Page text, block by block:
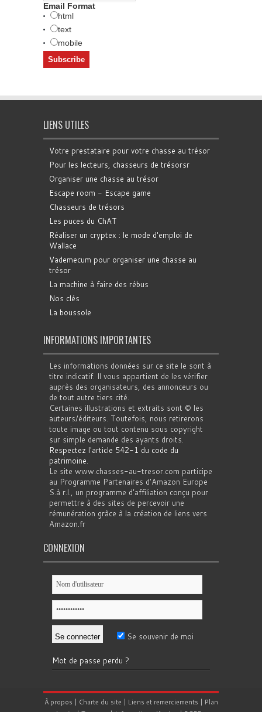
Email Format
html
text
mobile
LIENS UTILES
Votre prestataire pour votre chasse au trésor
Pour les lecteurs, chasseurs de trésorsr
Organiser une chasse au trésor
Escape room - Escape game
Chasseurs de trésors
Les puces du ChAT
Réaliser un cryptex : le mode d'emploi de
Wallace
Vademecum pour organiser une chasse au
trésor
La machine à faire des rébus
Nos clés
La boussole
INFORMATIONS IMPORTANTES
Les informations données sur ce site le sont à
titre indicatif. Il vous appartient de les vérifier
auprès des organisateurs, des annonceurs ou
de tout autre tiers cité.
Certaines illustrations et extraits sont © les
auteurs/éditeurs. Toutefois, nous retirerons
toute image ou tout contenu sous copyright
sur simple demande des ayants droits.
Respectez l'article 542-1 du code du
patrimoine.
Le site www.chasses-au-tresor.com participe
au Programme Partenaires d’Amazon Europe
S.à r.l., un programme d’affiliation conçu pour
permettre à des sites de percevoir une
rémunération grâce à la création de liens vers
Amazon.fr
CONNEXION
Se souvenir de moi
Mot de passe perdu ?
À propos | Charte du site | Liens et remerciements | Plan